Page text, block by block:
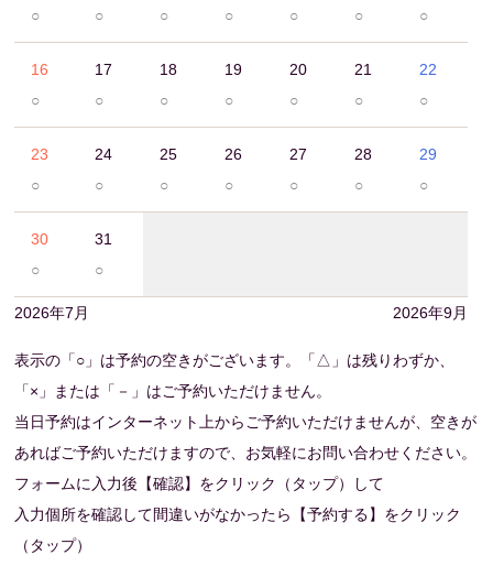
○
○
○
○
○
○
○
16
○
17
○
18
○
19
○
20
○
21
○
22
○
23
○
24
○
25
○
26
○
27
○
28
○
29
○
30
○
31
○
2026年7月 2026年9月
表示の「○」は予約の空きがございます。「△」は残りわずか、
「×」または「－」はご予約いただけません。
当日予約はインターネット上からご予約いただけませんが、空きが
あればご予約いただけますので、お気軽にお問い合わせください。
フォームに入力後【確認】をクリック（タップ）して
入力個所を確認して間違いがなかったら【予約する】をクリック
（タップ）